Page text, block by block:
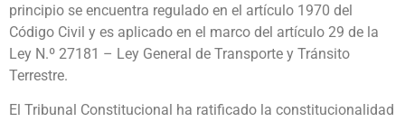
principio se encuentra regulado en el artículo 1970 del
Código Civil y es aplicado en el marco del artículo 29 de la
Ley N.º 27181 – Ley General de Transporte y Tránsito
Terrestre.
El Tribunal Constitucional ha ratificado la constitucionalidad